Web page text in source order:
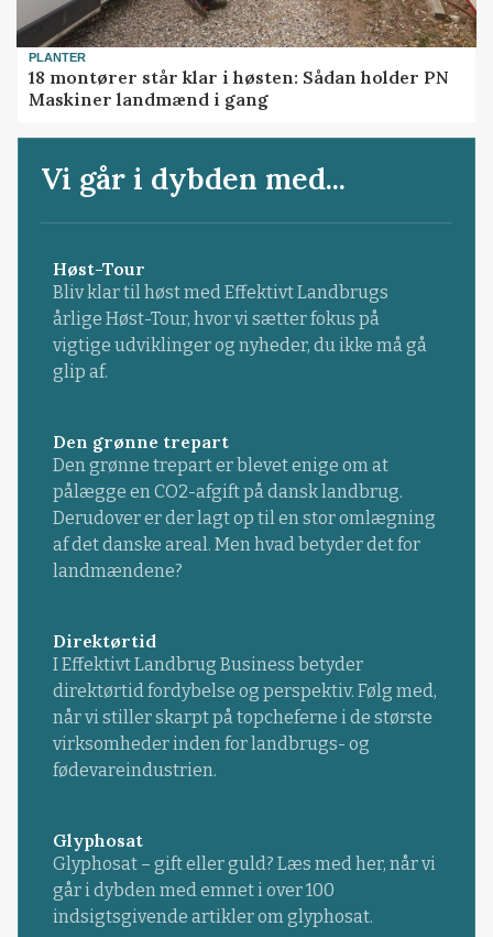
PLANTER
18 montører står klar i høsten: Sådan holder PN
Maskiner landmænd i gang
Vi går i dybden med...
Høst-Tour
Bliv klar til høst med Effektivt Landbrugs
årlige Høst-Tour, hvor vi sætter fokus på
vigtige udviklinger og nyheder, du ikke må gå
glip af.
Den grønne trepart
Den grønne trepart er blevet enige om at
pålægge en CO2-afgift på dansk landbrug.
Derudover er der lagt op til en stor omlægning
af det danske areal. Men hvad betyder det for
landmændene?
Direktørtid
I Effektivt Landbrug Business betyder
direktørtid fordybelse og perspektiv. Følg med,
når vi stiller skarpt på topcheferne i de største
virksomheder inden for landbrugs- og
fødevareindustrien.
Glyphosat
Glyphosat – gift eller guld? Læs med her, når vi
går i dybden med emnet i over 100
indsigtsgivende artikler om glyphosat.